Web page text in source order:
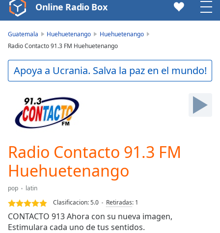
Video
Player
loading.
Video
Play
Forward
Mute
Current
0:00
Duration
-:-
Loaded:
0.00%
Stream
TypeLIVE
Seek to
live,
Online Radio Box
Guatemala Huehuetenango
Huehuetenango
Radio Contacto 91.3 FM Huehuetenango
Apoya a Ucrania. Salva la paz en el mundo!
Radio Contacto 91.3 FM
Huehuetenango
pop
latin
Clasificacion:5.0 Retiradas: 1
CONTACTO 913 Ahora con su nueva imagen,
Estimulara cada uno de tus sentidos.